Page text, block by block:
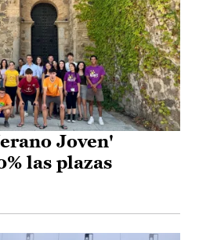
Joven'
las plazas